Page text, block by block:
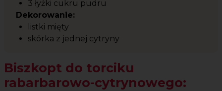
3 łyżki cukru pudru
Dekorowanie:
listki mięty
skórka z jednej cytryny
Biszkopt do torciku
rabarbarowo-cytrynowego: